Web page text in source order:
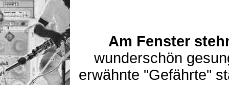
Am Fenster
wunderschön
erwähnte "Gefährte"